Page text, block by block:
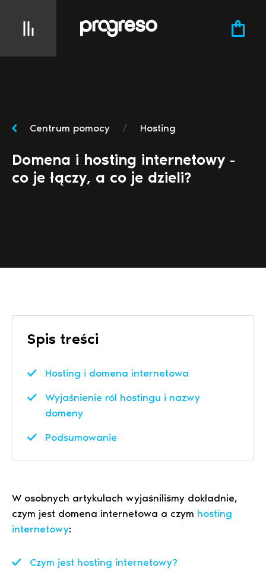
Centrum pomocy / Hosting
Domena i hosting internetowy -
co je łączy, a co je dzieli?
Spis treści
Hosting i domena internetowa
Wyjaśnienie ról hostingu i nazwy
domeny
Podsumowanie
W osobnych artykułach wyjaśniliśmy dokładnie,
czym jest domena internetowa a czym hosting
internetowy:
Czym jest hosting internetowy?